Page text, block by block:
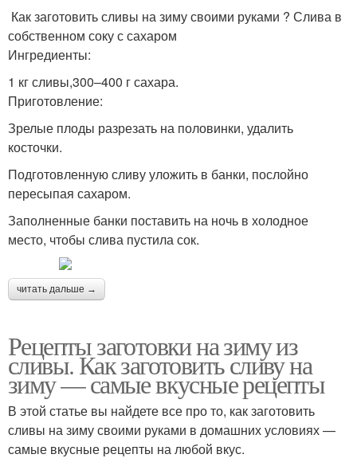
Как заготовить сливы на зиму своими руками ? Слива в
собственном соку с сахаром
Ингредиенты:
1 кг сливы,300–400 г сахара.
Приготовление:
Зрелые плоды разрезать на половинки, удалить
косточки.
Подготовленную сливу уложить в банки, послойно
пересыпая сахаром.
Заполненные банки поставить на ночь в холодное
место, чтобы слива пустила сок.
читать дальше →
Рецепты заготовки на зиму из
сливы. Как заготовить сливу на
зиму — самые вкусные рецепты
В этой статье вы найдете все про то, как заготовить
сливы на зиму своими руками в домашних условиях —
самые вкусные рецепты на любой вкус.